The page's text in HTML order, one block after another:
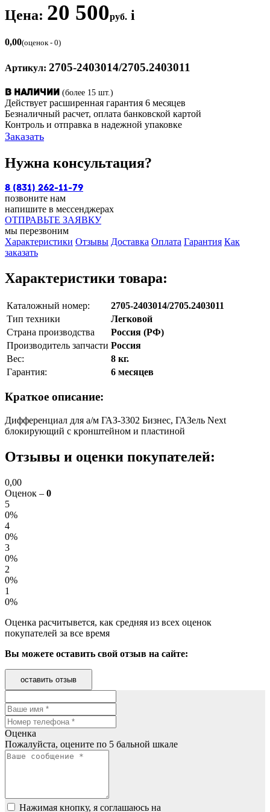
Цена: 20 500руб. i
0,00(оценок - 0)
Артикул: 2705-2403014/2705.2403011
В наличии (более 15 шт.)
Действует расширенная гарантия 6 месяцев
Безналичный расчет, оплата банковской картой
Контроль и отправка в надежной упаковке
Заказать
Нужна консультация?
8 (831) 262-11-79
позвоните нам
напишите в мессенджерах
ОТПРАВЬТЕ ЗАЯВКУ
мы перезвоним
Характеристики Отзывы Доставка Оплата Гарантия Как
заказать
Характеристики товара:
Каталожный номер:
2705-2403014/2705.2403011
Тип техники
Легковой
Страна производства
Россия (РФ)
Производитель запчасти Россия
Вес:
8 кг.
Гарантия:
6 месяцев
Краткое описание:
Дифференциал для а/м ГАЗ-3302 Бизнес, ГАЗель Next
блокирующий с кронштейном и пластиной
Отзывы и оценки покупателей:
0,00
Оценок – 0
5
0%
4
0%
3
0%
2
0%
1
0%
Оценка расчитывется, как средняя из всех оценок
покупателей за все время
Вы можете оставить свой отзыв на сайте:
оставить отзыв
Оценка
Пожалуйста, оцените по 5 бальной шкале
Нажимая кнопку, я соглашаюсь на